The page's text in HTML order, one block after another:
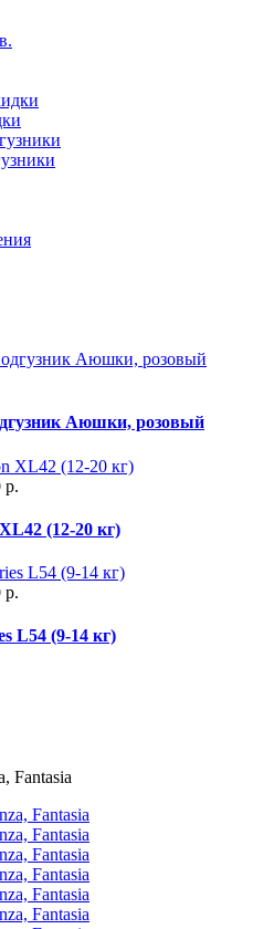
Аюшки, розовый
р.
(12-20 кг)
р.
L54 (9-14 кг)
Fantasia